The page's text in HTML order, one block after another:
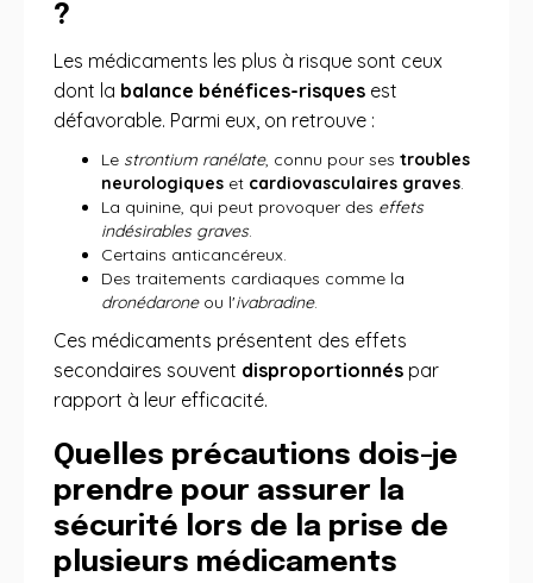
?
Les médicaments les plus à risque sont ceux
dont la balance bénéfices-risques est
défavorable. Parmi eux, on retrouve :
Le strontium ranélate, connu pour ses troubles
neurologiques et cardiovasculaires graves.
La quinine, qui peut provoquer des effets
indésirables graves.
Certains anticancéreux.
Des traitements cardiaques comme la
dronédaroneou l'ivabradine.
Ces médicaments présentent des effets
secondaires souvent disproportionnés par
rapport à leur efficacité.
Quelles précautions dois-je
prendre pour assurer la
sécurité lors de la prise de
plusieurs médicaments